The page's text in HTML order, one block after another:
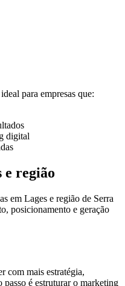
para empresas que:
digital
e região
em Lages e região de Serra
posicionamento e geração
com mais estratégia,
é estruturar o marketing